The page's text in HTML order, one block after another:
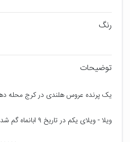
رنگ
توضیحات